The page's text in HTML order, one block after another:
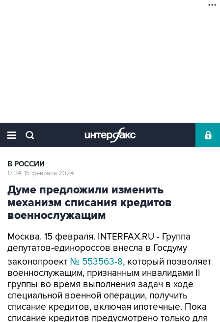
В РОССИИ
17:34, 15 февраля 2024
Думе предложили изменить
механизм списания кредитов
военнослужащим
Москва. 15 февраля. INTERFAX.RU - Группа
депутатов-единороссов внесла в Госдуму
законопроект № 553563-8, который позволяет
военнослужащим, признанным инвалидами II
группы во время выполнения задач в ходе
специальной военной операции, получить
списание кредитов, включая ипотечные. Пока
списание кредитов предусмотрено только для